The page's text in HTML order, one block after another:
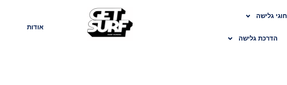
חוגי גלישה
הדרכת גלישה
בלוג אודות